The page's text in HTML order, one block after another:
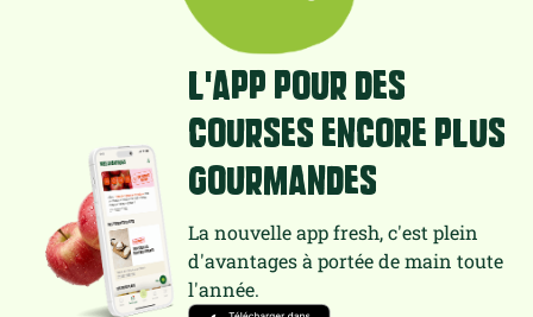
L'app pour des
courses encore plus
gourmandes
La nouvelle app fresh, c'est plein
d'avantages à portée de main toute
l'année.